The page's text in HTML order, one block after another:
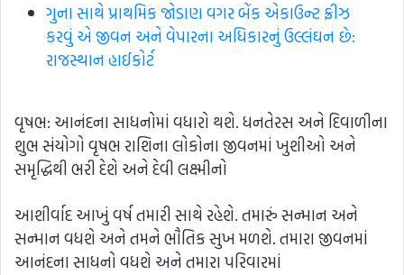
ગુના સાથે પ્રાથમિક જોડાણ વગર બેંક એકાઉન્ટ ફ્રીઝ
કરવું એ જીવન અને વેપારના અધિકારનું ઉલ્લંઘન છે:
રાજસ્થાન હાઈકોર્ટ
વૃષભ: આનંદના સાધનોમાં વધારો થશે. ધનતેરસ અને દિવાળીના
શુભ સંયોગો વૃષભ રાશિના લોકોના જીવનમાં ખુશીઓ અને
સમૃદ્ધિથી ભરી દેશે અને દેવી લક્ષ્મીનો
આશીર્વાદ આખું વર્ષ તમારી સાથે રહેશે. તમારું સન્માન અને
સન્માન વધશે અને તમને ભૌતિક સુખ મળશે. તમારા જીવનમાં
આનંદના સાધનો વધશે અને તમારા પરિવારમાં